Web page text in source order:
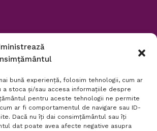
bună experiență, folosim tehnologii, cum ar
stoca și/sau accesa informațiile despre
pentru aceste tehnologii ne permite
ar fi comportamentul de navigare sau ID-
Dacă nu îți dai consimțământul sau îți
dat poate avea afecte negative asupra